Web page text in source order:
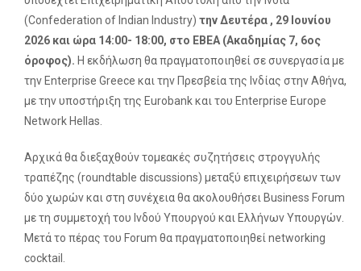
(Confederation of Indian Industry) την Δευτέρα , 29 Ιουνίου
2026 και ώρα 14:00- 18:00, στο ΕΒΕΑ (Ακαδημίας 7, 6ος
όροφος). Η εκδήλωση θα πραγματοποιηθεί σε συνεργασία με
την Enterprise Greece και την Πρεσβεία της Ινδίας στην Αθήνα,
με την υποστήριξη της Eurobank και του Enterprise Europe
Network Hellas.
Αρχικά θα διεξαχθούν τομεακές συζητήσεις στρογγυλής
τραπέζης (roundtable discussions) μεταξύ επιχειρήσεων των
δύο χωρών και στη συνέχεια θα ακολουθήσει Business Forum
με τη συμμετοχή του Ινδού Υπουργού και Ελλήνων Υπουργών.
Μετά το πέρας του Forum θα πραγματοποιηθεί networking
cocktail.